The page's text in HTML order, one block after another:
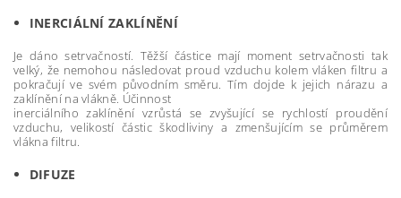
INERCIÁLNÍ ZAKLÍNĚNÍ
Je dáno setrvačností. Těžší částice mají moment setrvačnosti tak
velký, že nemohou následovat proud vzduchu kolem vláken filtru a
pokračují ve svém původním směru. Tím dojde k jejich nárazu a
zaklínění na vlákně. Účinnost
inerciálního zaklínění vzrůstá se zvyšující se rychlostí proudění
vzduchu, velikostí částic škodliviny a zmenšujícím se průměrem
vlákna filtru.
DIFUZE